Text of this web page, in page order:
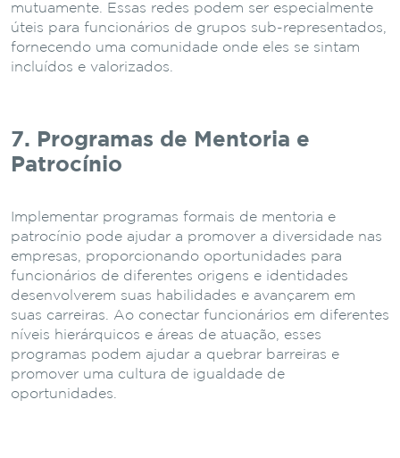
mutuamente. Essas redes podem ser especialmente
úteis para funcionários de grupos sub-representados,
fornecendo uma comunidade onde eles se sintam
incluídos e valorizados.
7. Programas de Mentoria e
Patrocínio
Implementar programas formais de mentoria e
patrocínio pode ajudar a promover a diversidade nas
empresas, proporcionando oportunidades para
funcionários de diferentes origens e identidades
desenvolverem suas habilidades e avançarem em
suas carreiras. Ao conectar funcionários em diferentes
níveis hierárquicos e áreas de atuação, esses
programas podem ajudar a quebrar barreiras e
promover uma cultura de igualdade de
oportunidades.